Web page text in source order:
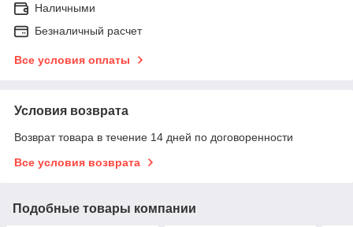
Наличными
Безналичный расчет
Все условия оплаты
Условия возврата
Возврат товара в течение 14 дней по договоренности
Все условия возврата
Подобные товары компании